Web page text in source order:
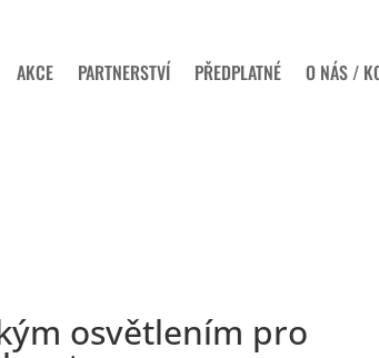
AKCE PARTNERSTVÍ PŘEDPLATNÉ O NÁS /
osvětlením pro